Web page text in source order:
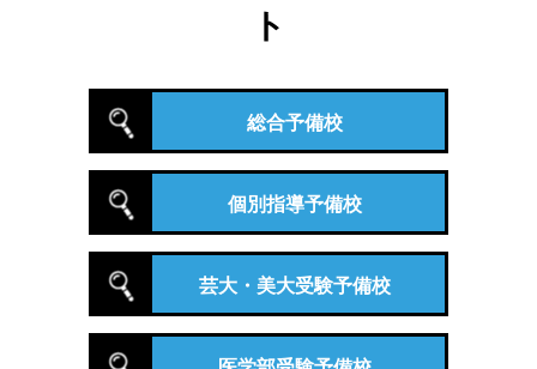
ト
総合予備校
個別指導予備校
芸大・美大受験予備校